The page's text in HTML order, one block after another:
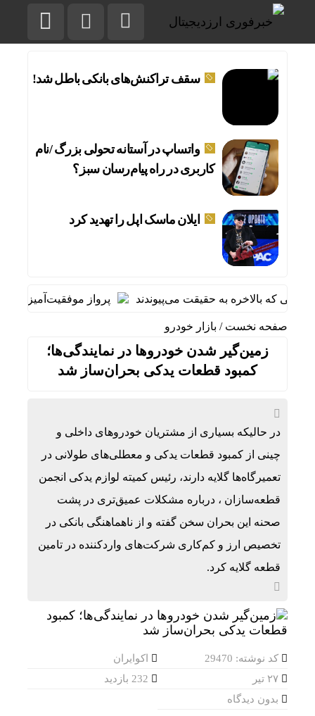
سقف تراکنش‌های بانکی باطل شد!
واتساپ در آستانه تحولی بزرگ /نام
کاربری در راه پیام‌رسان سبز؟
ایلان ماسک اپل را تهدید کرد
پرواز موفقیت‌آمیز
صفحه نخست / بازار خودرو
زمین‌گیر شدن خودروها در نمایندگی‌ها؛
کمبود قطعات یدکی بحران‌ساز شد
در حالیکه بسیاری از مشتریان خودروهای داخلی و
چینی از کمبود قطعات یدکی و معطلی‌های طولانی در
تعمیرگاه‌ها گلایه دارند، رئیس کمیته لوازم یدکی انجمن
قطعه‌سازان ، درباره مشکلات عمیق‌تری در پشت
صحنه این بحران سخن گفته و از ناهماهنگی بانکی در
تخصیص ارز و کم‌کاری شرکت‌های واردکننده در تامین
قطعه گلایه کرد.
کد نوشته: 29470
اکوایران
بدون دیدگاه